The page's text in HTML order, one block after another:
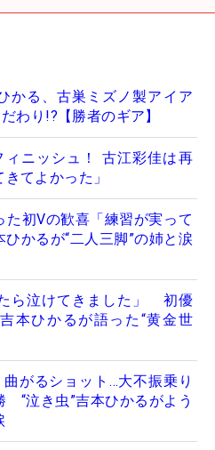
かる、古巣ミズノ製アイア
わり!?【勝者のギア】
ニッシュ！ 古江彩佳は再
てよかった」
た初Vの歓喜「練習が実って
かるが“二人三脚”の姉と涙
ら泣けてきました」 初優
本ひかるが語った“黄金世
がるショット…大不振乗り
“泣き虫”吉本ひかるがよう